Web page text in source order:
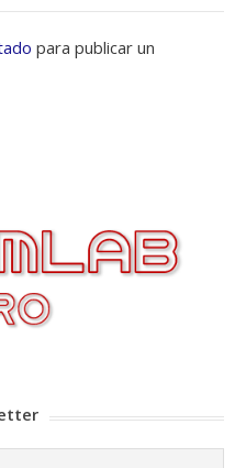
para publicar un